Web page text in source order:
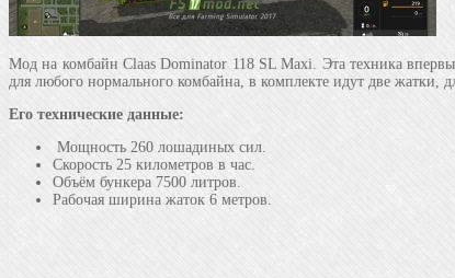
Мод на комбайн Claas Dominator 118 SL Maxi. Эта техника
для любого нормального комбайна, в комплекте идут две жатки,
Его технические данные:
Мощность 260 лошадиных сил.
Скорость 25 километров в час.
Объём бункера 7500 литров.
Рабочая ширина жаток 6 метров.